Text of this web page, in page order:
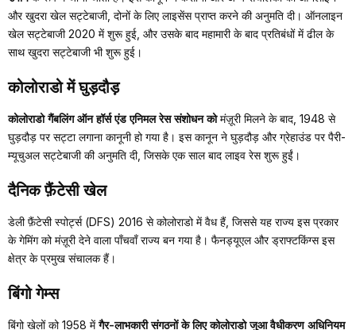
और खुदरा खेल सट्टेबाजी, दोनों के लिए लाइसेंस प्राप्त करने की अनुमति दी। ऑनलाइन
खेल सट्टेबाजी 2020 में शुरू हुई, और उसके बाद महामारी के बाद प्रतिबंधों में ढील के
साथ खुदरा सट्टेबाजी भी शुरू हुई।
कोलोराडो में घुड़दौड़
कोलोराडो गैंबलिंग ऑन हॉर्स एंड एनिमल रेस संशोधन कोमंज़ूरी मिलने के बाद, 1948 से
घुड़दौड़ पर सट्टा लगाना कानूनी हो गया है। इस कानून ने घुड़दौड़ और ग्रेहाउंड पर पैरी-
म्यूचुअल सट्टेबाजी की अनुमति दी, जिसके एक साल बाद लाइव रेस शुरू हुईं।
दैनिक फ़ैंटेसी खेल
डेली फ़ैंटेसी स्पोर्ट्स (DFS) 2016 से कोलोराडो में वैध हैं, जिससे यह राज्य इस प्रकार
के गेमिंग को मंज़ूरी देने वाला पाँचवाँ राज्य बन गया है। फैनड्यूएल और ड्राफ्टकिंग्स इस
क्षेत्र के प्रमुख संचालक हैं।
बिंगो गेम्स
बिंगो खेलों को 1958 मेंगैर-लाभकारी संगठनों के लिए कोलोराडो जुआ वैधीकरण अधिनियम